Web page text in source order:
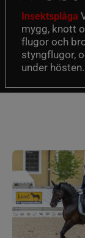
Insektsplåga
mygg, knott
flugor och
styngflugor,
under